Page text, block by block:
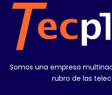
Somos una empresa
rubro de las